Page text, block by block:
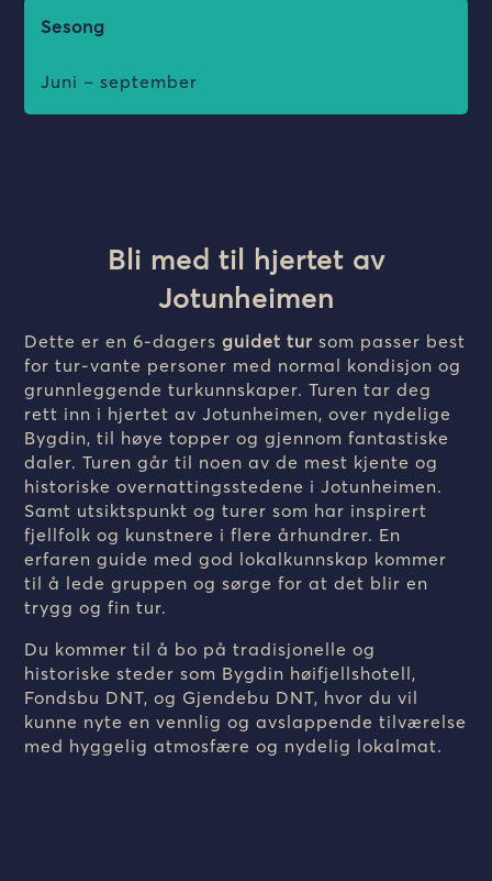
Sesong
Juni – september
Bli med til hjertet av
Jotunheimen
Dette er en 6-dagers guidet tur som passer best
for tur-vante personer med normal kondisjon og
grunnleggende turkunnskaper. Turen tar deg
rett inn i hjertet av Jotunheimen, over nydelige
Bygdin, til høye topper og gjennom fantastiske
daler. Turen går til noen av de mest kjente og
historiske overnattingsstedene i Jotunheimen.
Samt utsiktspunkt og turer som har inspirert
fjellfolk og kunstnere i flere århundrer. En
erfaren guide med god lokalkunnskap kommer
til å lede gruppen og sørge for at det blir en
trygg og fin tur.
Du kommer til å bo på tradisjonelle og
historiske steder som Bygdin høifjellshotell,
Fondsbu DNT, og Gjendebu DNT, hvor du vil
kunne nyte en vennlig og avslappende tilværelse
med hyggelig atmosfære og nydelig lokalmat.